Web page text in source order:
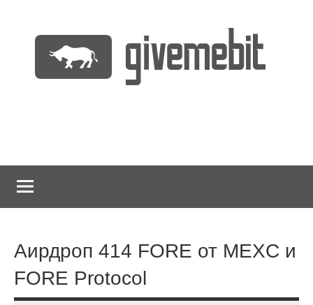
содержимому
Аирдроп 414 FORE от MEXC и
FORE Protocol